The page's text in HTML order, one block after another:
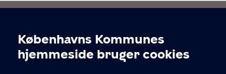
Cookieindstillinger
Københavns Kommunes
hjemmeside bruger cookies
Kultur og Fritid Ø
Kultur og Fritid Østerbro er en del af Kultur- og